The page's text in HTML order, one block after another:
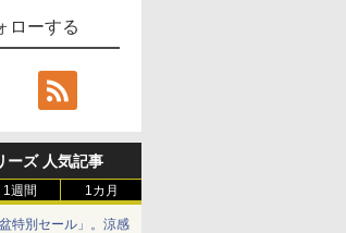
ローする
ーズ 人気記事
1週間 1カ月
特別セール」。涼感